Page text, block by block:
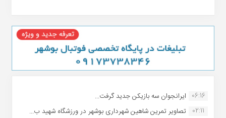
06:16 ایرانجوان سه بازیکن جدید گرفت...
02:11
تصاویر تمرین شاهین شهردارى بوشهر در ورزشگاه شهید ب...